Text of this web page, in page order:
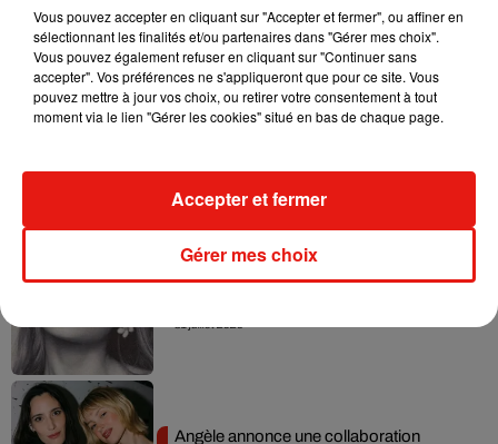
4 août 2026
sa tournée mondiale
31 juillet 2026
Ariana Grande se libère dans son nouvel
Angèle annonce une collaboration
Vous pouvez accepter en cliquant sur "Accepter et fermer", ou affiner en
sélectionnant les finalités et/ou partenaires dans "Gérer mes choix".
Vous pouvez également refuser en cliquant sur "Continuer sans
accepter". Vos préférences ne s'appliqueront que pour ce site. Vous
pouvez mettre à jour vos choix, ou retirer votre consentement à tout
moment via le lien "Gérer les cookies" situé en bas de chaque page.
Gérer mes choix
Accepter et fermer